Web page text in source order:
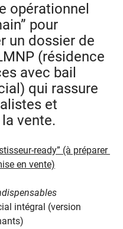
opérationnel
pour
un dossier de
(résidence
avec bail
qui rassure
et
vente.
ready” (à préparer
en vente)
intégral (version